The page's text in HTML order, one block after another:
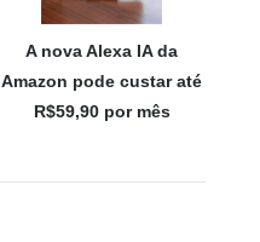
A nova Alexa IA da
Amazon pode custar até
R$59,90 por mês